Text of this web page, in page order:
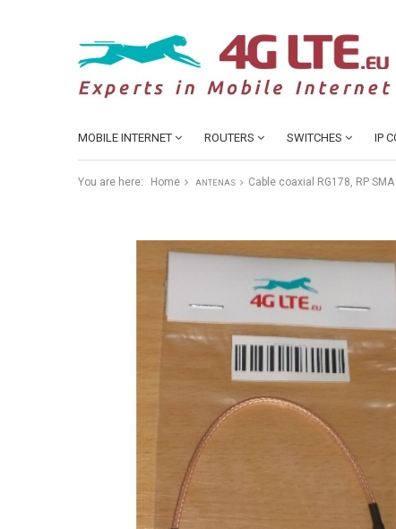
MOBILE INTERNET ROUTERS SWITCHES IP
You are here: Home ANTENAS Cable coaxial RG178, RP